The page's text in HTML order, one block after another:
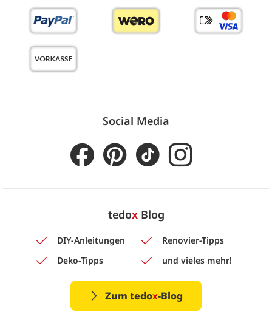
Social Media
tedoxBlog
DIY-Anleitungen
Renovier-Tipps
Deko-Tipps
und vieles mehr!
Zum tedox-Blog